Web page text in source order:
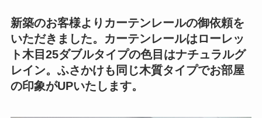
新築のお客様よりカーテンレールの御依頼を
いただきました。カーテンレールはローレッ
ト木目25ダブルタイプの色目はナチュラルグ
レイン。ふさかけも同じ木質タイプでお部屋
の印象がUPいたします。